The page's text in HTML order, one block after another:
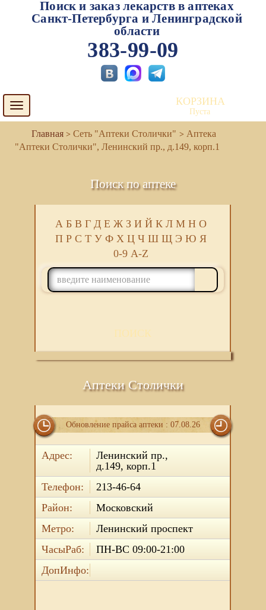
Поиск и заказ лекарств в аптеках
Санкт-Петербурга и Ленинградской
области
383-99-09
Toggle
navigation
КОРЗИНА
Пуста
Сеть "Аптеки Столички"
Аптека
"Аптеки Столички", Ленинский пр., д.149, корп.1
Поиск по аптеке
А Б В Г Д Е Ж З И Й К Л М Н О
П Р С Т У Ф Х Ц Ч Ш Щ Э Ю Я
0-9 A-Z
ПОИСК
Аптеки Столички
Обновление прайса аптеки : 07.08.26
Адрес:
Ленинский пр.,
д.149, корп.1
Телефон:
213-46-64
Район:
Московский
Метро:
Ленинский проспект
ЧасыРаб:
ПН-ВС 09:00-21:00
ДопИнфо: